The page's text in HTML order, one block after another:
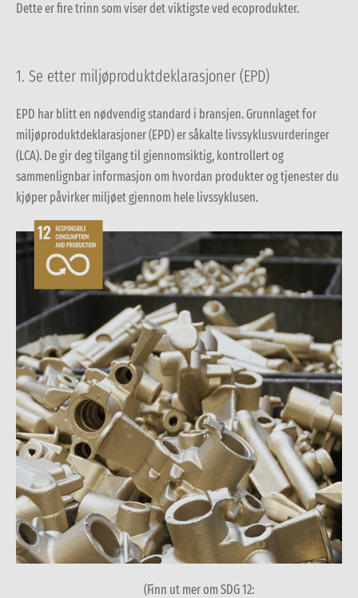
Dette er fire trinn som viser det viktigste ved ecoprodukter.
1. Se etter miljøproduktdeklarasjoner (EPD)
EPD har blitt en nødvendig standard i bransjen. Grunnlaget for
miljøproduktdeklarasjoner (EPD) er såkalte livssyklusvurderinger
(LCA). De gir deg tilgang til gjennomsiktig, kontrollert og
sammenlignbar informasjon om hvordan produkter og tjenester du
kjøper påvirker miljøet gjennom hele livssyklusen.
(Finn ut mer om SDG 12: